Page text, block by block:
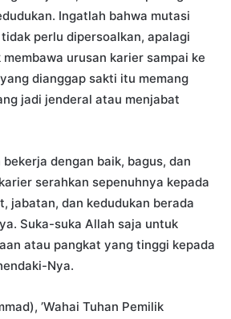
Ingatlah bahwa mutasi
perlu dipersoalkan, apalagi
urusan karier sampai ke
dianggap sakti itu memang
jadi jenderal atau menjabat
dengan baik, bagus, dan
serahkan sepenuhnya kepada
jabatan, dan kedudukan berada
Suka-suka Allah saja untuk
atau pangkat yang tinggi kepada
Nya.
’Wahai Tuhan Pemilik